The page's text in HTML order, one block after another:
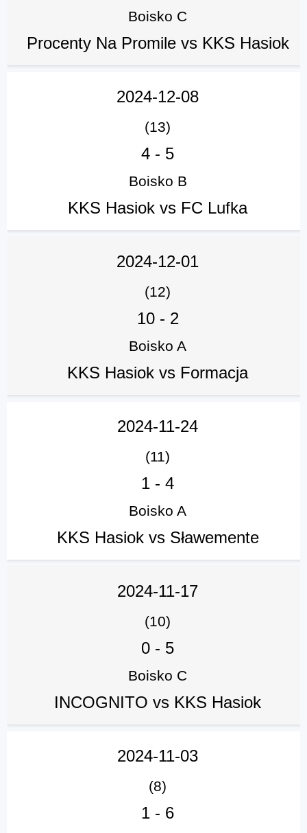
Boisko C
Procenty Na Promile vs KKS Hasiok
2024-12-08
(13)
4 - 5
Boisko B
KKS Hasiok vs FC Lufka
2024-12-01
(12)
10- 2
Boisko A
KKS Hasiok vs Formacja
2024-11-24
(11)
1 - 4
Boisko A
KKS Hasiok vs Sławemente
2024-11-17
(10)
0 - 5
Boisko C
INCOGNITO vs KKS Hasiok
2024-11-03
(8)
1 - 6